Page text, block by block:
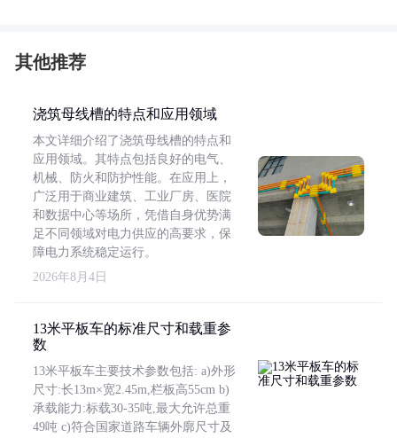
其他推荐
浇筑母线槽的特点和应用领域
本文详细介绍了浇筑母线槽的特点和
应用领域。其特点包括良好的电气、
机械、防火和防护性能。在应用上，
广泛用于商业建筑、工业厂房、医院
和数据中心等场所，凭借自身优势满
足不同领域对电力供应的高要求，保
障电力系统稳定运行。
2026年8月4日
13米平板车的标准尺寸和载重参
数
13米平板车主要技术参数包括: a)外形
尺寸:长13m×宽2.45m,栏板高55cm b)
承载能力:标载30-35吨,最大允许总重
49吨 c)符合国家道路车辆外廓尺寸及